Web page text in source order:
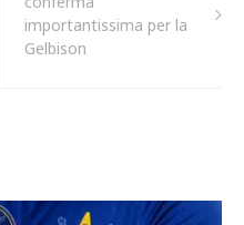
importantissima per la
Gelbison